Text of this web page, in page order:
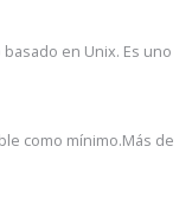
en Unix. Es uno
como mínimo.Más de